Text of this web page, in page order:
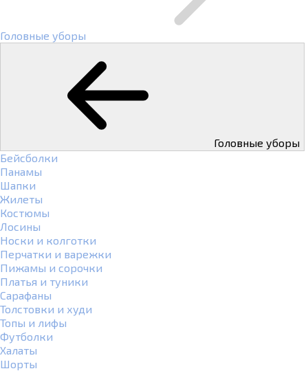
Головные уборы
Головные уборы
Бейсболки
Панамы
Шапки
Жилеты
Костюмы
Лосины
Носки и колготки
Перчатки и варежки
Пижамы и сорочки
Платья и туники
Сарафаны
Толстовки и худи
Топы и лифы
Футболки
Халаты
Шорты